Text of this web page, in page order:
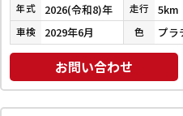
年式 2026(令和8)年 走行 5km
車検 2029年6月 色
お問い合わせ